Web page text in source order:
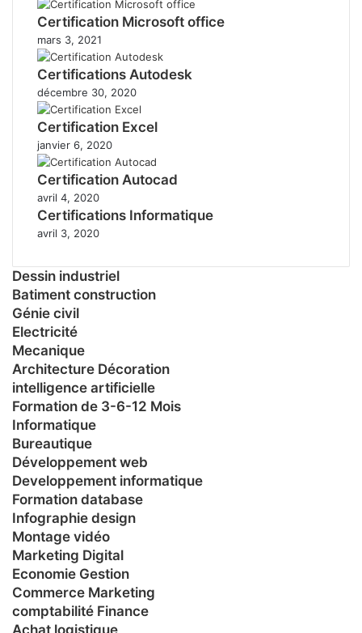
Certification Microsoft office
mars 3, 2021
Certifications Autodesk
décembre 30, 2020
Certification Excel
janvier 6, 2020
Certification Autocad
avril 4, 2020
Certifications Informatique
avril 3, 2020
Dessin industriel
Batiment construction
Génie civil
Electricité
Mecanique
Architecture Décoration
intelligence artificielle
Formation de 3-6-12 Mois
Informatique
Bureautique
Développement web
Developpement informatique
Formation database
Infographie design
Montage vidéo
Marketing Digital
Economie Gestion
Commerce Marketing
comptabilité Finance
Achat logistique